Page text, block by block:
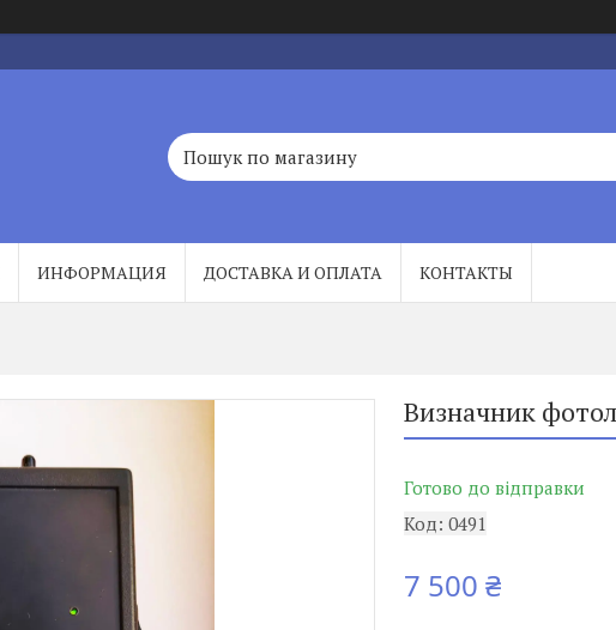
ИНФОРМАЦИЯ ДОСТАВКА И ОПЛАТА КОНТАКТЫ
Визначник
Готово до відправки
Код: 0491
7 500 ₴